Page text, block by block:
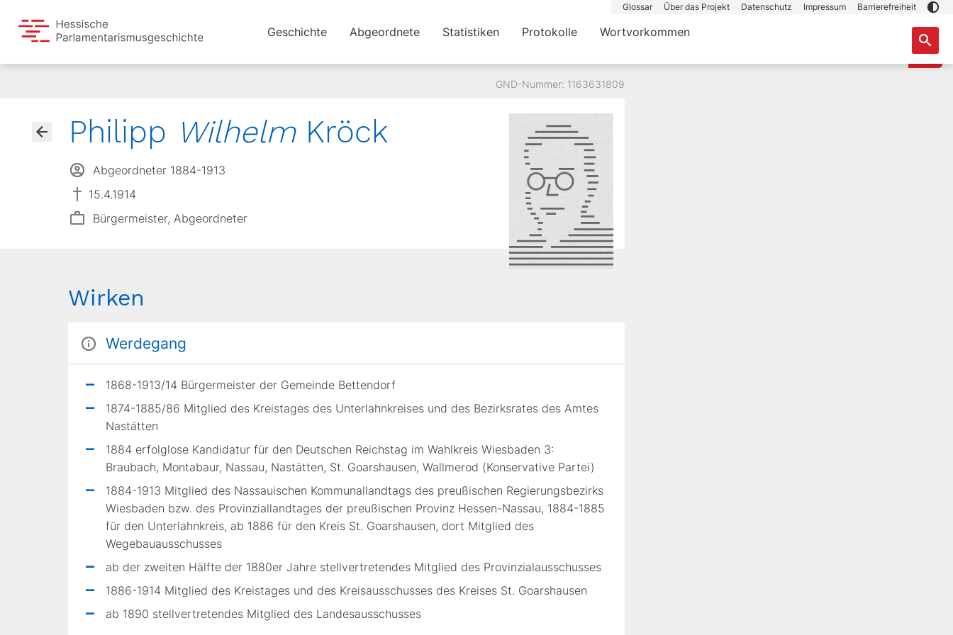
Glossar Über das Projekt Datenschutz Impressum Barrierefreiheit
Geschichte Abgeordnete Statistiken Protokolle Wortvorkommen
GND-Nummer: 1163631809
Philipp WilhelmKröck
Abgeordneter 1884-1913
15.4.1914
Bürgermeister, Abgeordneter
Wirken
Werdegang
1868-1913/14 Bürgermeister der Gemeinde Bettendorf
1874-1885/86 Mitglied des Kreistages des Unterlahnkreises und des Bezirksrates des Amtes
Nastätten
1884 erfolglose Kandidatur für den Deutschen Reichstag im Wahlkreis Wiesbaden 3:
Braubach, Montabaur, Nassau, Nastätten, St. Goarshausen, Wallmerod (Konservative Partei)
1884-1913 Mitglied des Nassauischen Kommunallandtags des preußischen Regierungsbezirks
Wiesbaden bzw. des Provinziallandtages der preußischen Provinz Hessen-Nassau, 1884-1885
für den Unterlahnkreis, ab 1886 für den Kreis St. Goarshausen, dort Mitglied des
Wegebauausschusses
ab der zweiten Hälfte der 1880er Jahre stellvertretendes Mitglied des Provinzialausschusses
1886-1914 Mitglied des Kreistages und des Kreisausschusses des Kreises St. Goarshausen
ab 1890 stellvertretendes Mitglied des Landesausschusses